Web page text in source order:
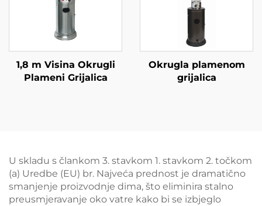
1,8 m Visina Okrugli
Plameni Grijalica
Okrugla plamenom
grijalica
U skladu s člankom 3. stavkom 1. stavkom 2. točkom
(a) Uredbe (EU) br. Najveća prednost je dramatično
smanjenje proizvodnje dima, što eliminira stalno
preusmjeravanje oko vatre kako bi se izbjeglo